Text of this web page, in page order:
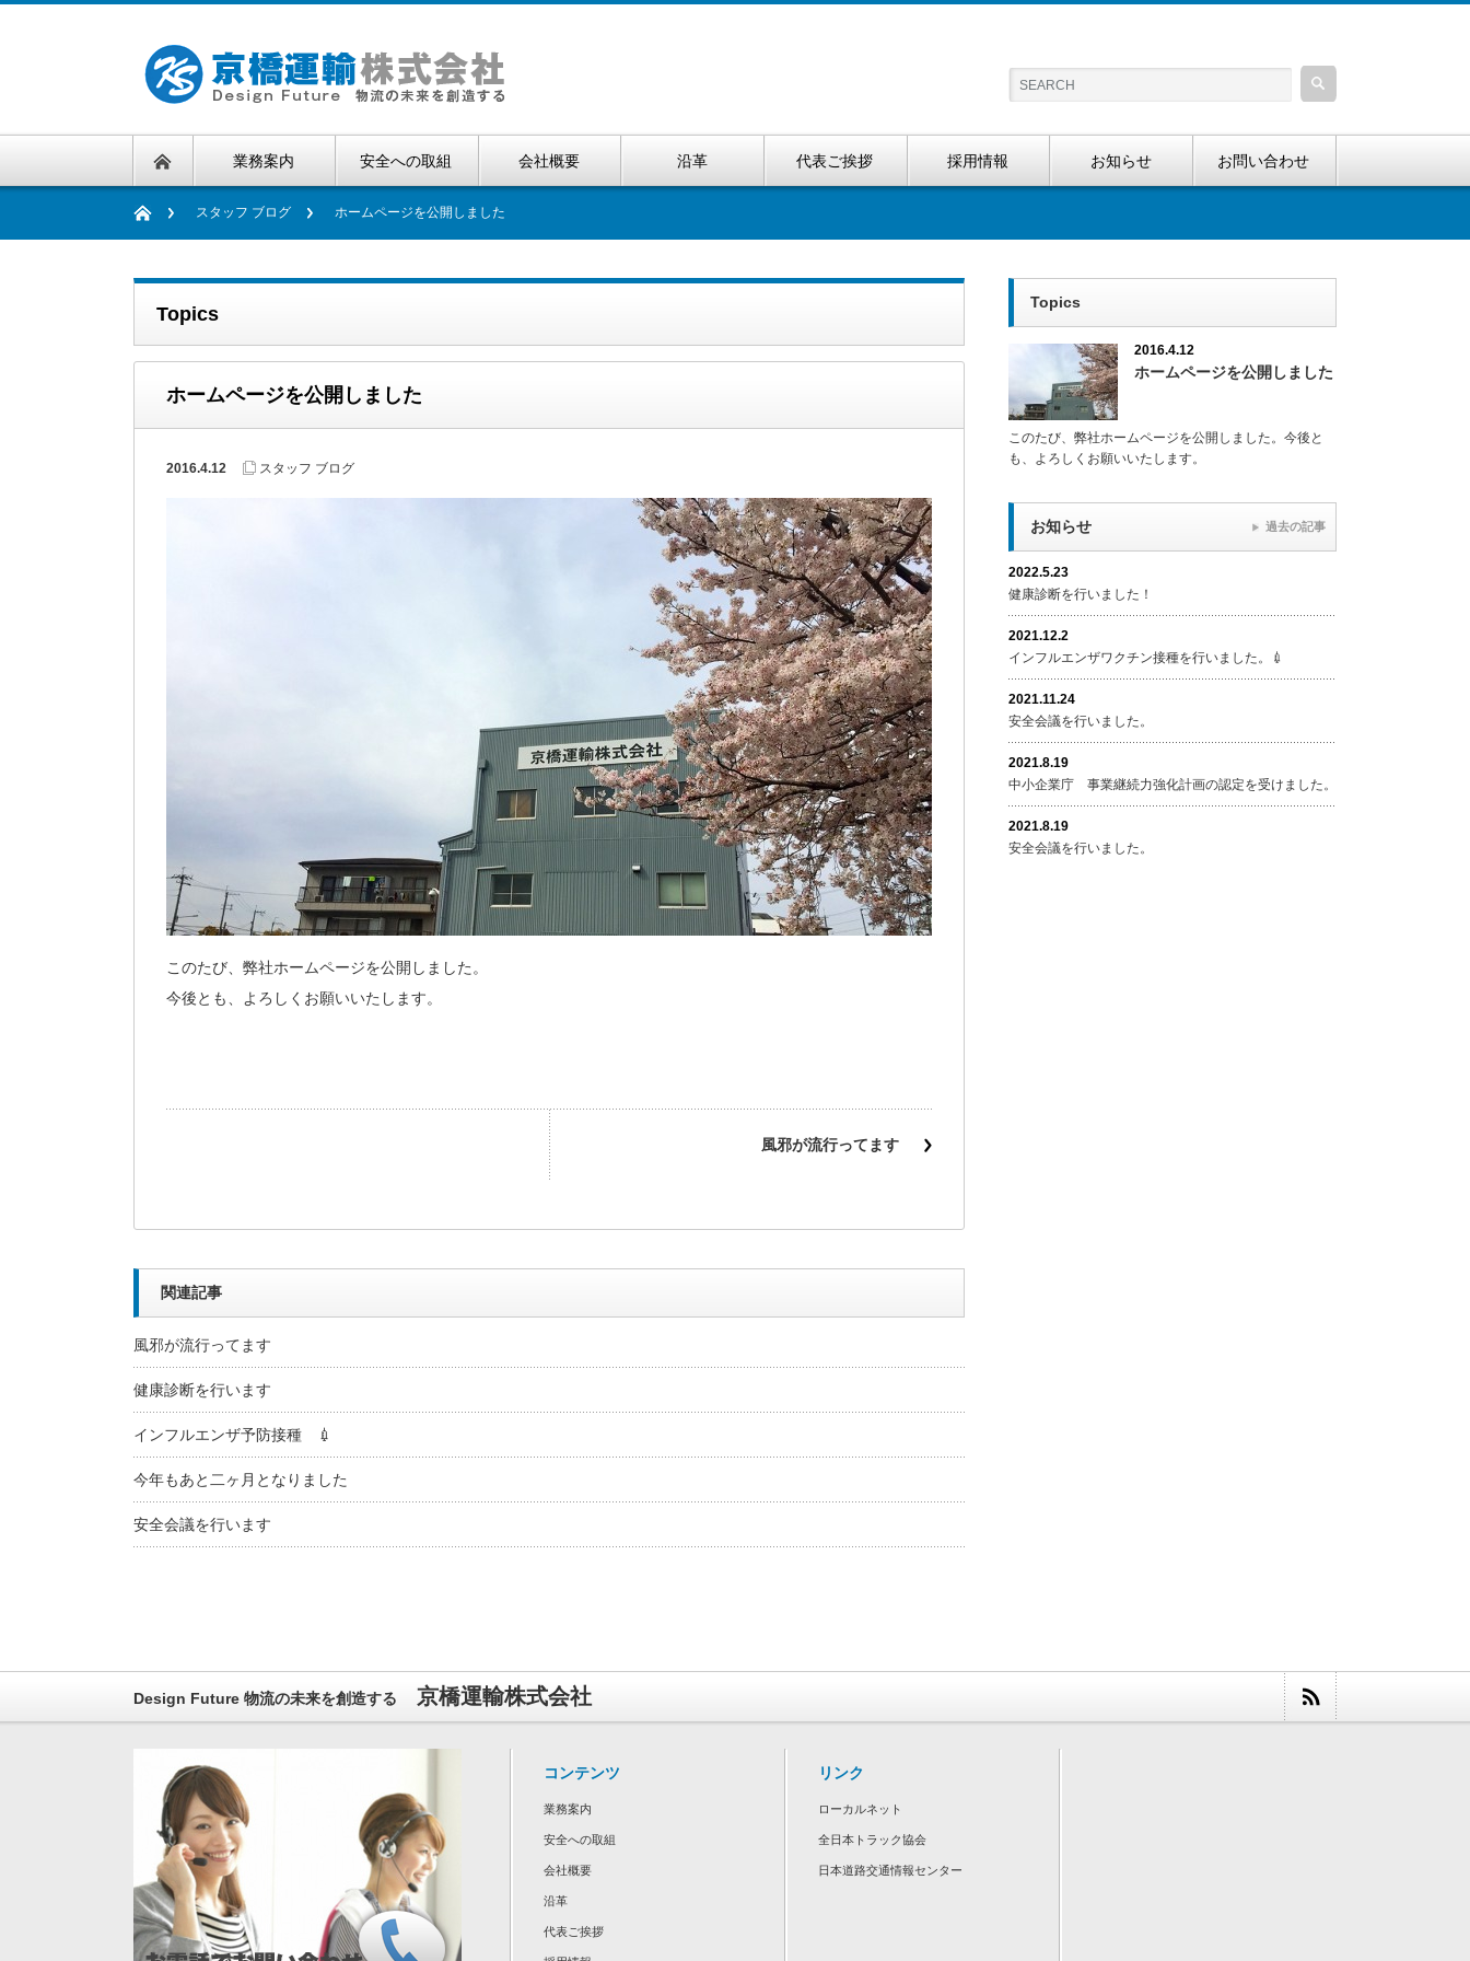
業務案内 安全への取組 会社概要 沿革 代表ご挨拶 採用情報 お知らせ お問い合わせ
スタッフ ブログ ホームページを公開しました
Topics
ホームページを公開しました
2016.4.12 スタッフ ブログ
このたび、弊社ホームページを公開しました。
今後とも、よろしくお願いいたします。
風邪が流行ってます
関連記事
風邪が流行ってます
健康診断を行います
インフルエンザ予防接種 💉
今年もあと二ヶ月となりました
安全会議を行います
Topics
2016.4.12
ホームページを公開しました
このたび、弊社ホームページを公開しました。今後と
も、よろしくお願いいたします。
お知らせ
2022.5.23
健康診断を行いました！
2021.12.2
インフルエンザワクチン接種を行いました。💉
2021.11.24
安全会議を行いました。
2021.8.19
中小企業庁 事業継続力強化計画の認定を受けました。
2021.8.19
安全会議を行いました。
過去の記事
Design Future 物流の未来を創造する 京橋運輸株式会社
コンテンツ
業務案内
安全への取組
会社概要
沿革
代表ご挨拶
リンク
ローカルネット
全日本トラック協会
日本道路交通情報センター